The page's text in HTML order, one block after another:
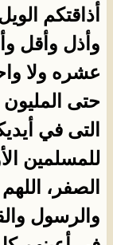
أذاقتكم
وأذل وأقل
عشره ولا
حتى المليون
التى في
للمسلمين
الصفر،
والرسول